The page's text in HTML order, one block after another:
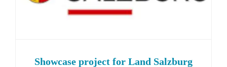
Showcase project for Land Salzburg